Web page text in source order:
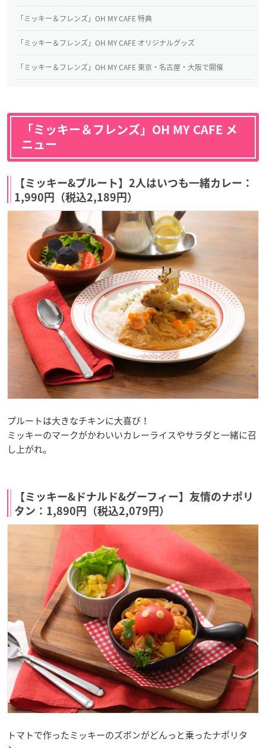
「ミッキー＆フレンズ」OH MY CAFE 特典
「ミッキー＆フレンズ」OH MY CAFE オリジナルグッズ
「ミッキー＆フレンズ」OH MY CAFE 東京・名古屋・大阪で開催
「ミッキー＆フレンズ」OH MY CAFE メ
ニュー
【ミッキー&プルート】2人はいつも一緒カレー：
1,990円（税込2,189円）
プルートは大きなチキンに大喜び！
ミッキーのマークがかわいいカレーライスやサラダと一緒に召
し上がれ。
【ミッキー&ドナルド&グーフィー】友情のナポリ
タン：1,890円（税込2,079円）
トマトで作ったミッキーのズボンがどんっと乗ったナポリタ